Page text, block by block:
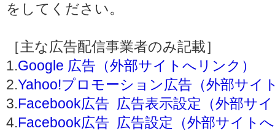
をしてください。
［主な広告配信事業者のみ記載］
1.Google 広告（外部サイトへリンク）
2.Yahoo!プロモーション広告（外部サイ
3.Facebook広告 広告表示設定（外部サ
4.Facebook広告 広告設定（外部サイト